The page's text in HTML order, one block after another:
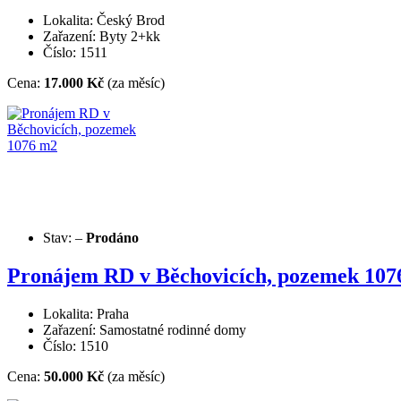
Lokalita: Český Brod
Zařazení: Byty 2+kk
Číslo: 1511
Cena: 17.000 Kč (za měsíc)
Stav: – Prodáno
Pronájem RD v Běchovicích, pozemek
Lokalita: Praha
Zařazení: Samostatné rodinné domy
Číslo: 1510
Cena: 50.000 Kč (za měsíc)